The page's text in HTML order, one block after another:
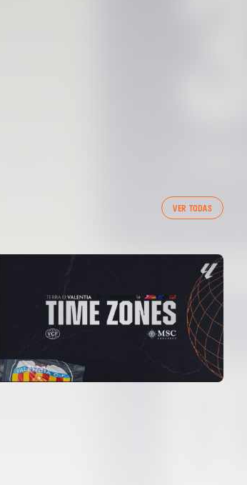
VER TODAS